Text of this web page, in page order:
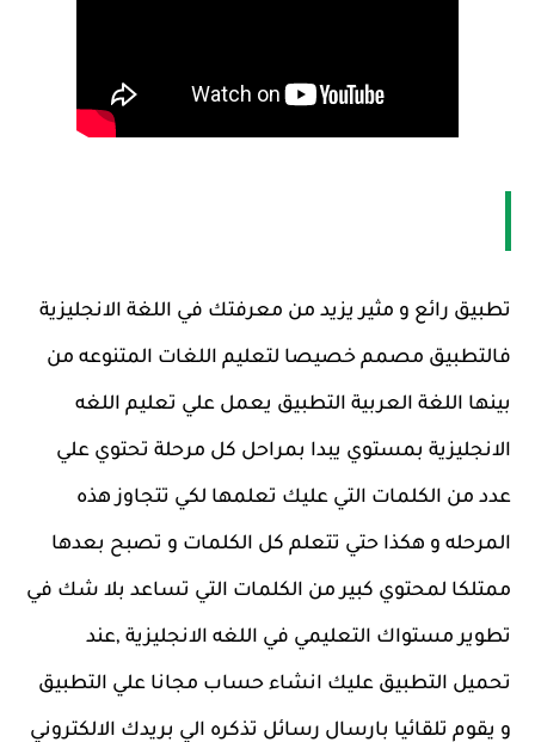
تطبيق رائع و مثير يزيد من معرفتك في اللغة الانجليزية
فالتطبيق مصمم خصيصا لتعليم اللغات المتنوعه من
بينها اللغة العربية التطبيق يعمل علي تعليم اللغه
الانجليزية بمستوي يبدا بمراحل كل مرحلة تحتوي علي
عدد من الكلمات التي عليك تعلمها لكي تتجاوز هذه
المرحله و هكذا حتي تتعلم كل الكلمات و تصبح بعدها
ممتلكا لمحتوي كبير من الكلمات التي تساعد بلا شك في
تطوير مستواك التعليمي في اللغه الانجليزية ,عند
تحميل التطبيق عليك انشاء حساب مجانا علي التطبيق
و يقوم تلقائيا بارسال رسائل تذكره الي بريدك الالكتروني